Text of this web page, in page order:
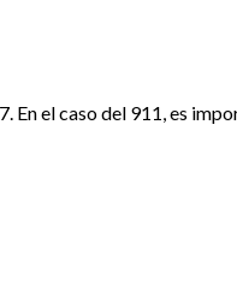
En el caso del 911, es